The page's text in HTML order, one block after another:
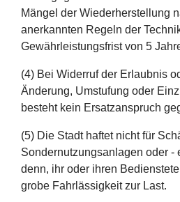
Mängel der Wiederherstellung
anerkannten Regeln der
Gewährleistungsfrist von 5
(4) Bei Widerruf der Erlaubnis
Änderung, Umstufung oder
besteht kein Ersatzanspruch
(5) Die Stadt haftet nicht für
Sondernutzungsanlagen oder -
denn, ihr oder ihren
grobe Fahrlässigkeit zur Last.